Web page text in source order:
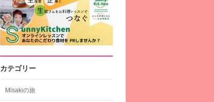
カテゴリー
Misakiの旅